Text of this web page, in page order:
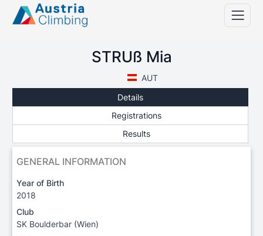
STRUß Mia
AUT
Details
Registrations
Results
GENERAL INFORMATION
Year of Birth
2018
Club
SK Boulderbar (Wien)